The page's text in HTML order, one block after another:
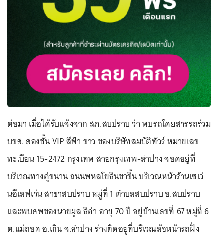
ต่อมา เมื่อได้รับแจ้งจาก สภ.สบปราบ ว่า พบรถโดยสารรถร่วม
บขส. สองชั้น VIP สีฟ้า ขาว ของบริษัทสมบัติทัวร์ หมายเลข
ทะเบียน 15-2472 กรุงเทพ สายกรุงเทพ-ลำปาง จอดอยู่ที่
บริเวณทางคู่ขนาน ถนนพหลโยธินขาขึ้น บริเวณหน้าร้านเซเว่
นอีเลฟเว่น สาขาสบปราบ หมู่ที่ 1 ตำบลสบปราบ อ.สบปราบ
และพบศพของนายมูล ธิคำ อายุ 70 ปี อยู่บ้านเลขที่ 67 หมู่ที่ 6
ต.แม่ถอด อ.เถิน จ.ลำปาง ร่างติดอยู่ที่บริเวณล้อหน้ารถฝั่ง